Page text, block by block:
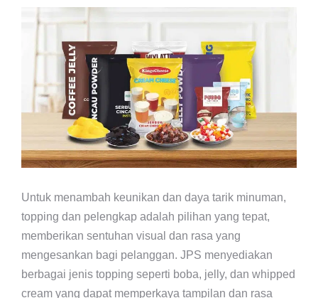
Untuk menambah keunikan dan daya tarik minuman,
topping dan pelengkap adalah pilihan yang tepat,
memberikan sentuhan visual dan rasa yang
mengesankan bagi pelanggan. JPS menyediakan
berbagai jenis topping seperti boba, jelly, dan whipped
cream yang dapat memperkaya tampilan dan rasa